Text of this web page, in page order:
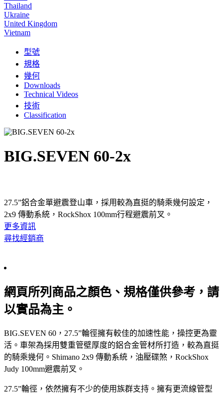
Thailand
Ukraine
United Kingdom
Vietnam
型號
規格
幾何
Downloads
Technical Videos
技術
Classification
BIG.SEVEN 60-2x
27.5”鋁合金單避震登山車，採用較為直挺的騎乘幾何設定，
2x9 傳動系統，RockShox 100mm行程避震前叉。
更多資訊
尋找經銷商
網頁所列商品之顏色、規格僅供參考，請
以實品為主。
BIG.SEVEN 60，27.5”輪徑擁有較佳的加速性能，操控更為靈
活。車架為採用雙重管壁厚度的鋁合金管材所打造，較為直挺
的騎乘幾何。Shimano 2x9 傳動系統，油壓碟煞，RockShox
Judy 100mm避震前叉。
27.5”輪徑，依然擁有不少的使用族群支持。擁有更流線管型